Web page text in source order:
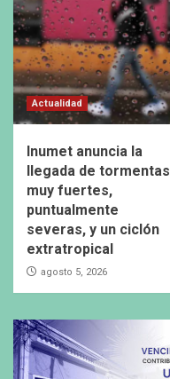
Actualidad
Inumet anuncia la
llegada de tormentas
muy fuertes,
puntualmente
severas, y un ciclón
extratropical
agosto 5, 2026